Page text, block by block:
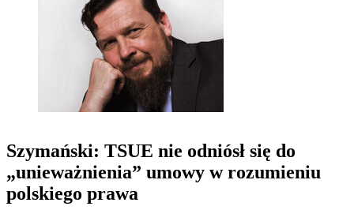
Szymański: TSUE nie odniósł się do
„unieważnienia” umowy w rozumieniu
polskiego prawa